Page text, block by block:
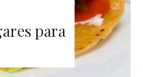
para